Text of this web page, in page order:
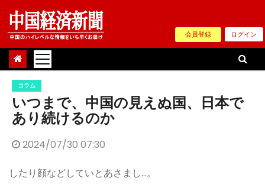
Skip
content
会員登録 ログイン
コラム
いつまで、中国の見えぬ国、日本で
あり続けるのか
2024/07/30 07:30
したり顔などしていとあさまし…。